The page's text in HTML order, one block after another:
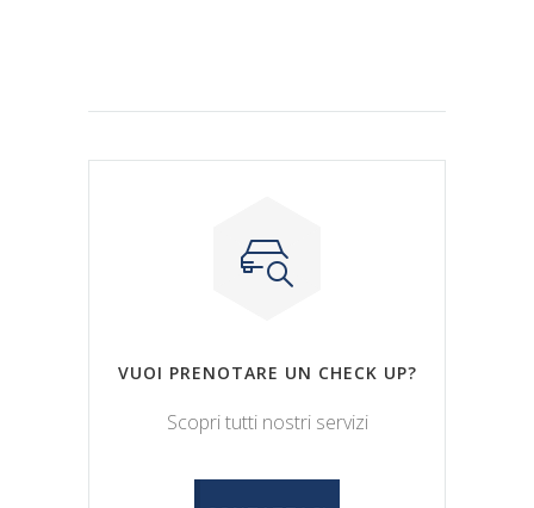
VUOI PRENOTARE UN CHECK UP?
Scopri tutti nostri servizi